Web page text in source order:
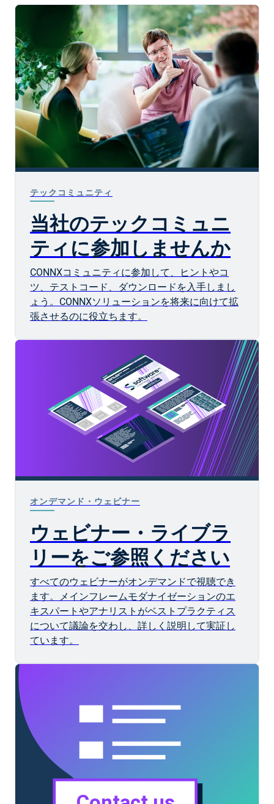
テックコミュニティ
当社のテックコミュニ
ティに参加しませんか
CONNXコミュニティに参加して、ヒントやコ
ツ、テストコード、ダウンロードを入手しまし
ょう。CONNXソリューションを将来に向けて拡
張させるのに役立ちます。
オンデマンド・ウェビナー
ウェビナー・ライブラ
リーをご参照ください
すべてのウェビナーがオンデマンドで視聴でき
ます。メインフレームモダナイゼーションのエ
キスパートやアナリストがベストプラクティス
について議論を交わし、詳しく説明して実証し
ています。